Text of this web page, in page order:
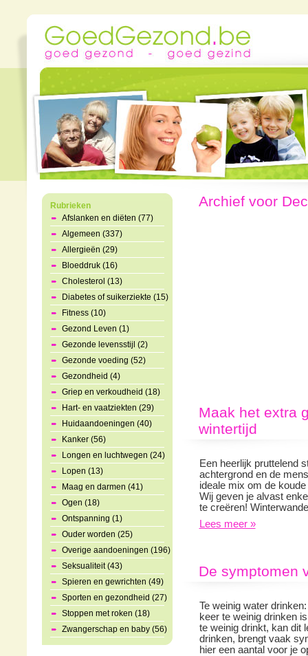
Rubrieken
Afslanken en diëten (77)
Algemeen (337)
Allergieën (29)
Bloeddruk (16)
Cholesterol (13)
Diabetes of suikerziekte (15)
Fitness (10)
Gezond Leven (1)
Gezonde levensstijl (2)
Gezonde voeding (52)
Gezondheid (4)
Griep en verkoudheid (18)
Hart- en vaatziekten (29)
Huidaandoeningen (40)
Kanker (56)
Longen en luchtwegen (24)
Lopen (13)
Maag en darmen (41)
Ogen (18)
Ontspanning (1)
Ouder worden (25)
Overige aandoeningen (196)
Seksualiteit (43)
Spieren en gewrichten (49)
Sporten en gezondheid (27)
Stoppen met roken (18)
Zwangerschap en baby (56)
Archief voor
Maak het extra
wintertijd
Een heerlijk pruttelend
achtergrond en de
ideale mix om de
Wij geven je alvast
te creëren!
Lees meer »
De symptomen
Te weinig water
keer te weinig drinken
te weinig drinkt, kan dit
drinken, brengt vaak
hier een aantal voor je